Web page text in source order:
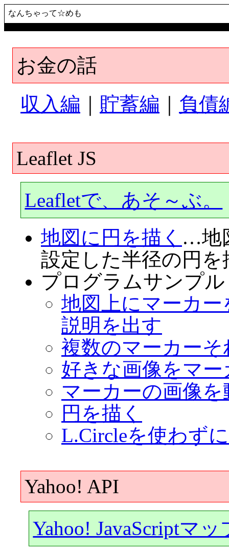
なんちゃって☆めも
お金の話
収入編
貯蓄編 負債
Leaflet JS
Leafletで、あそ～ぶ。
地図に円を描く …地
設定した半径の円
プログラムサンプル
地図上にマーカ
説明を出す
複数のマーカー
好きな画像をマ
マーカーの画像
円を描く
L.Circleを使わず
Yahoo! API
Yahoo! JavaScriptマ